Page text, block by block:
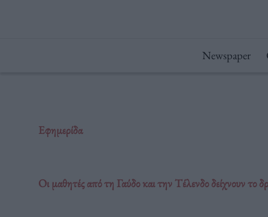
Newspaper
Εφημερίδα
Οι μαθητές από τη Γαύδο και την Τέλενδο δείχνουν το